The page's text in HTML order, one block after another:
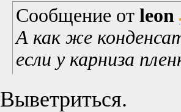
Сообщение от leon
А как же
если у карниза
Выветриться.